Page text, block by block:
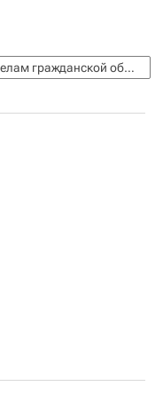
МЧС России (Министерство РФ по делам гражданской обороны, чрезвычайным ситуациям и ликвидации последствий стихийных бедствий)